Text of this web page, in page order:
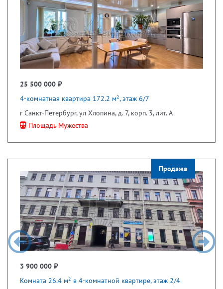
25 500 000 ₽
4-комнатная квартира 172.2 м², этаж 6/7
г Санкт-Петербург, ул Хлопина, д. 7, корп. 3, лит. А
Площадь Мужества
Продажа
3 900 000 ₽
Комната 26.4 м² в 4-комнатной квартире, этаж 2/4